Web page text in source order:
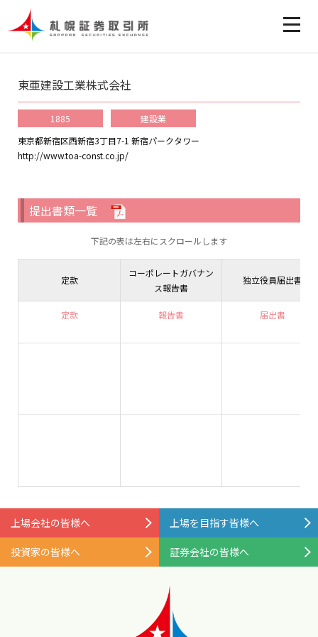
東亜建設工業株式会社
1885
建設業
東京都新宿区西新宿3丁目7-1 新宿パークタワー
http://www.toa-const.co.jp/
提出書類一覧
下記の表は左右にスクロールします
定款
コーポレートガバナン
ス報告書
独立役員届出書
定款 報告書 届出書
上場会社の皆様へ 上場を目指す皆様へ
投資家の皆様へ 証券会社の皆様へ